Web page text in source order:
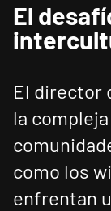
El
El director
la
como los
enfrentan